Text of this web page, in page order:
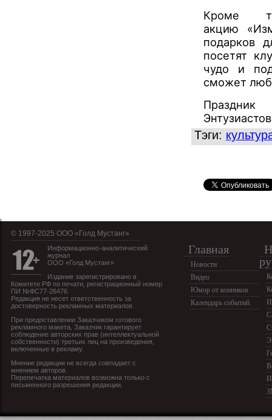
Кроме
акцию
подарков
посетят
чудо и
сможет
Тэги:
© 1997-2025 OOO «Голд Мустанг»
Информационно-аналитический
журнал
ООО «Голд Мустанг»
Издание зарегистрировано в
Комитете РФ по печати, регистрационный номер
ПИ №ФС77-26476.
Редакция не несет ответственность за
достоверность рекламных материалов.
При предоставлении Заказчиком готового
рекламного макета, Заказчик гарантирует
соблюдение авторских прав (интеллектуальной
собственности) третьих лиц на произведения,
включенные в рекламу.
Мнение редакции не всегда совпадает с
мнением авторов.
Перепечатка материалов возможна только с
письменного разрешения редакции.
Главная
Новости
Видео
Юмор от конников
Календарь событий